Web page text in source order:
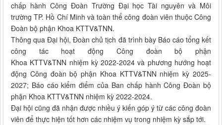
chấp hành Công Đoàn Trường Đại học Tài nguyên và Môi
trường TP. Hồ Chí Minh và toàn thể công đoàn viên thuộc Công
Đoàn bộ phận Khoa KTTV&TNN.
Thông qua Đại hội, Đoàn chủ tịch đã trình bày Báo cáo tổng kết
công tác hoạt động Công đoàn bộ phận
Khoa KTTV&TNN nhiệm kỳ 2022-2024 và phương hướng hoạt
động Công đoàn bộ phận Khoa KTTV&TNN nhiệm kỳ 2025-
2027; Báo cáo kiểm điểm của Ban chấp hành Công Đoàn bộ
phận Khoa KTTV&TNN nhiệm kỳ 2022-2024.
Đại hội cũng đã nhận được nhiều ý kiến góp ý từ các công đoàn
viên để thực hiện tốt hơn các nhiệm vụ trong nhiệm kỳ sắp tới.